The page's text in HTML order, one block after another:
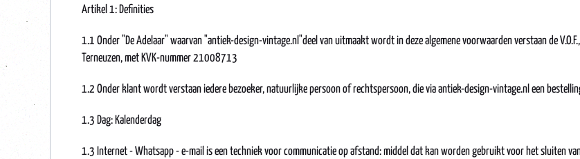
Artikel 1: Definities
1.1 Onder "De Adelaar" waarvan "antiek-design-vintage.nl"deel van uitmaakt wordt in deze algemene voorwaarden verstaan de
Terneuzen, met KVK-nummer 21008713
1.2 Onder klant wordt verstaan iedere bezoeker, natuurlijke persoon of rechtspersoon, die via antiek-design-vintage.nl een
1.3 Dag: Kalenderdag
1.3 Internet - Whatsapp - e-mail is een techniek voor communicatie op afstand: middel dat kan worden gebruikt voor het sluiten